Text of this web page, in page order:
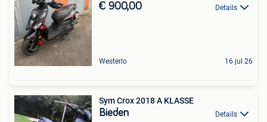
€ 900,00 Details
Westerlo 16 jul 26
Sym Crox 2018 A KLASSE
Bieden Details